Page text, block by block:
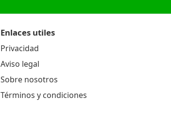
Enlaces utiles
Privacidad
Aviso legal
Sobre nosotros
Términos y condiciones